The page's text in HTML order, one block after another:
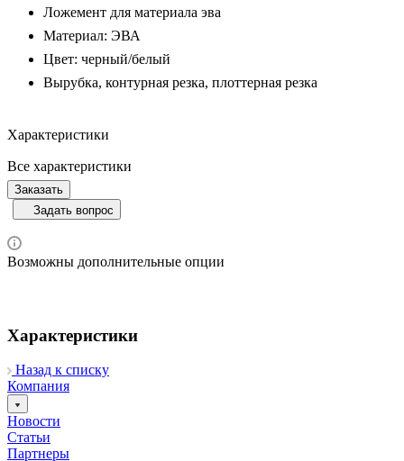
Ложемент для материала эва
Материал: ЭВА
Цвет: черный/белый
Вырубка, контурная резка, плоттерная резка
Характеристики
Все характеристики
Заказать
Задать вопрос
Возможны дополнительные опции
Характеристики
Назад к списку
Компания
Новости
Статьи
Партнеры